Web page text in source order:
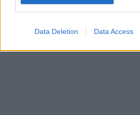
Data Deletion Data Access